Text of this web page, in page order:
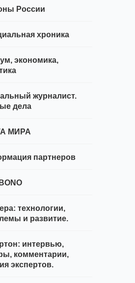
России
хроника
экономика,
журналист.
дела
МИРА
партнеров
технологии,
и развитие.
интервью,
комментарии,
экспертов.